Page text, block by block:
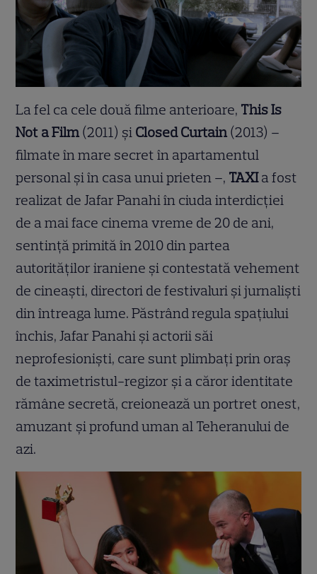
La fel ca cele două filme anterioare, This Is
Not a Film (2011) și Closed Curtain (2013) –
filmate în mare secret în apartamentul
personal și în casa unui prieten –, TAXIa fost
realizat de Jafar Panahi în ciuda interdicției
de a mai face cinema vreme de 20 de ani,
sentință primită în 2010 din partea
autorităților iraniene și contestată vehement
de cineaști, directori de festivaluri și jurnaliști
din întreaga lume. Păstrând regula spațiului
închis, Jafar Panahi și actorii săi
neprofesioniști, care sunt plimbați prin oraș
de taximetristul-regizor și a căror identitate
rămâne secretă, creionează un portret onest,
amuzant și profund uman al Teheranului de
azi.